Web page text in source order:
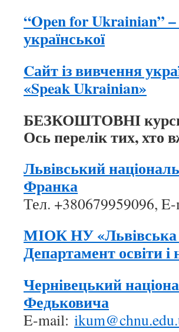
“Open for Ukrainian”
української
Cайт із вивчення
«Speak Ukrainian»
БЕЗКОШТОВНІ
Ось перелік тих, хто
Львівський
Франка
Тел. +380679959096,
МІОК НУ «Львівська
Департамент освіти
Чернівецький
Федьковича
E-mail: